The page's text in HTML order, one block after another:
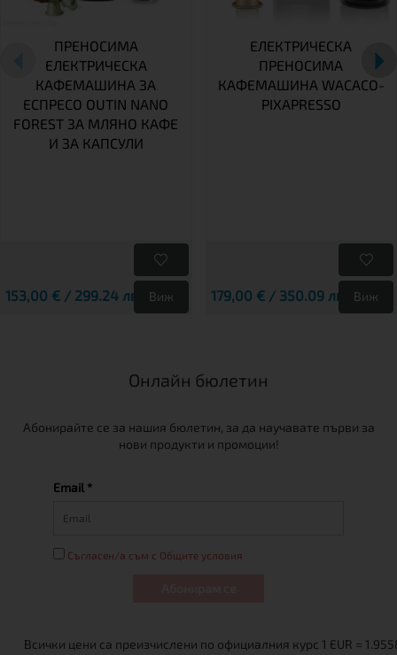
ПРЕНОСИМА
ЕЛЕКТРИЧЕСКА
КАФЕМАШИНА ЗА
ЕСПРЕСО OUTIN NANO
FOREST ЗА МЛЯНО КАФЕ
И ЗА КАПСУЛИ
153,00 € / 299.24 лв. Виж
ЕЛЕКТРИЧЕСКА
ПРЕНОСИМА
КАФЕМАШИНА WACACO-
PIXAPRESSO
179,00 € / 350.09 лв. Виж
Онлайн бюлетин
Абонирайте се за нашия бюлетин, за да научавате първи за
нови продукти и промоции!
Email *
Съгласен/а съм с Общите условия